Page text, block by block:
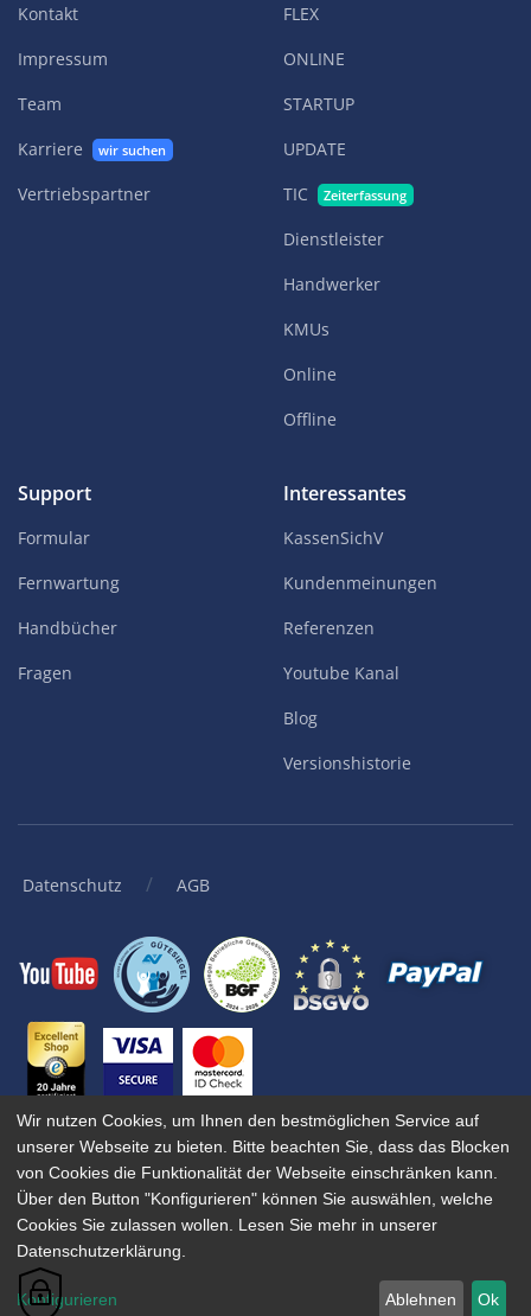
Kontakt
Impressum
Team
Karriere
wir suchen
Vertriebspartner
FLEX
ONLINE
STARTUP
UPDATE
TIC
Zeiterfassung
Dienstleister
Handwerker
KMUs
Online
Offline
Support
Formular
Fernwartung
Handbücher
Fragen
Interessantes
KassenSichV
Kundenmeinungen
Referenzen
Youtube Kanal
Blog
Versionshistorie
Datenschutz / AGB
© 2001-2026KingBill GmbH. Alle Rechte vorbehalten.
Wenn Sie unsere Websites, Dienste oder Tools besuchen oder mit
ihnen interagieren, verwenden wir oder unsere autorisierten
Dienstanbieter Cookies zum Speichern von Informationen, um Ihnen
eine bessere, schnellere und sicherere Erfahrung zu bieten.
Wir nutzen Cookies, um Ihnen den bestmöglichen Service auf
unserer Webseite zu bieten. Bitte beachten Sie, dass das Blocken
von Cookies die Funktionalität der Webseite einschränken kann.
Über den Button "Konfigurieren" können Sie auswählen, welche
Cookies Sie zulassen wollen. Lesen Sie mehr in unserer
Datenschutzerklärung.
Konfigurieren Ablehnen Ok